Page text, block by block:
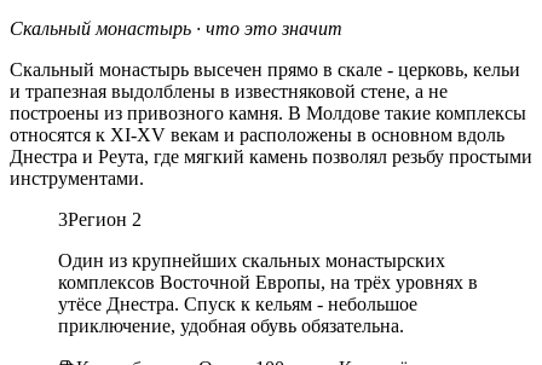
Скальный монастырь · что это значит
Скальный монастырь высечен прямо в скале - церковь, кельи
и трапезная выдолблены в известняковой стене, а не
построены из привозного камня. В Молдове такие комплексы
относятся к XI-XV векам и расположены в основном вдоль
Днестра и Реута, где мягкий камень позволял резьбу простыми
инструментами.
3Регион 2
Один из крупнейших скальных монастырских
комплексов Восточной Европы, на трёх уровнях в
утёсе Днестра. Спуск к кельям - небольшое
приключение, удобная обувь обязательна.